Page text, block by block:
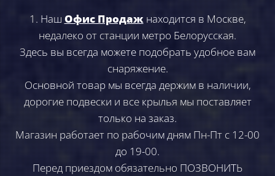
1. НашОфис Продажнаходится в Москве,
недалеко от станции метро Белорусская.
Здесь вы всегда можете подобрать удобное вам
снаряжение.
Основной товар мы всегда держим в наличии,
дорогие подвески и все крылья мы поставляет
только на заказ.
Магазин работает по рабочим дням Пн-Пт с 12-00
до 19-00.
Перед приездом обязательно ПОЗВОНИТЬ